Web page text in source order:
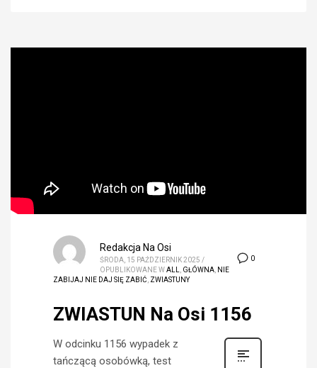
0
Redakcja Na Osi
ŚRODA, 15 PAŹDZIERNIK 2025 /
OPUBLIKOWANE WALL GŁÓWNA NIE
ZABIJAJ NIE DAJ SIĘ ZABIĆ ZWIASTUNY
ZWIASTUN Na Osi 1156
W odcinku 1156 wypadek z
tańczącą osobówką, test